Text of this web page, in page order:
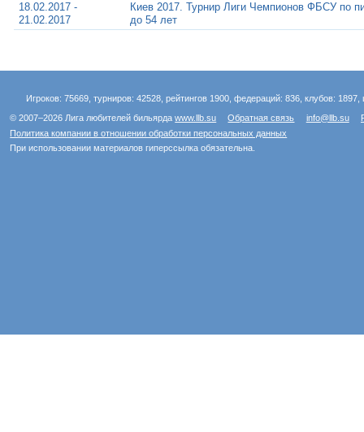
18.02.2017 -
21.02.2017
Киев 2017. Турнир Лиги Чемпионов ФБСУ по
до 54 лет
Игроков: 75669, турниров: 42528, рейтингов 1900, федераций: 836, клубов:
© 2007–2026 Лига любителей бильярдаwww.llb.su Обратная связь info@llb.su
Политика компании в отношении обработки персональных данных
При использовании материалов гиперссылка обязательна.